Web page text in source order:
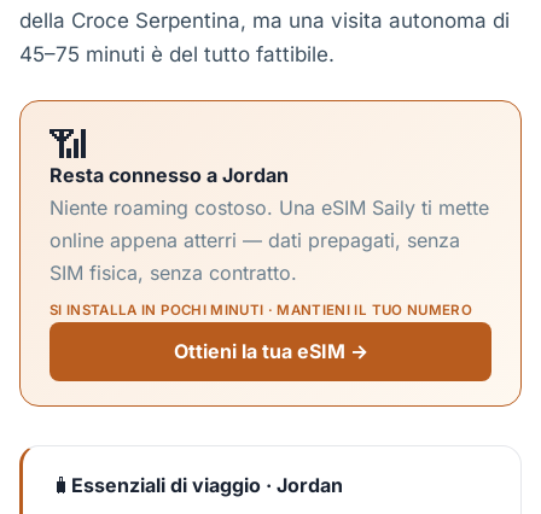
della Croce Serpentina, ma una visita autonoma di
45–75 minuti è del tutto fattibile.
📶
Resta connesso a Jordan
Niente roaming costoso. Una eSIM Saily ti mette
online appena atterri — dati prepagati, senza
SIM fisica, senza contratto.
SI INSTALLA IN POCHI MINUTI · MANTIENI IL TUO NUMERO
Ottieni la tua eSIM →
🧳 Essenziali di viaggio · Jordan